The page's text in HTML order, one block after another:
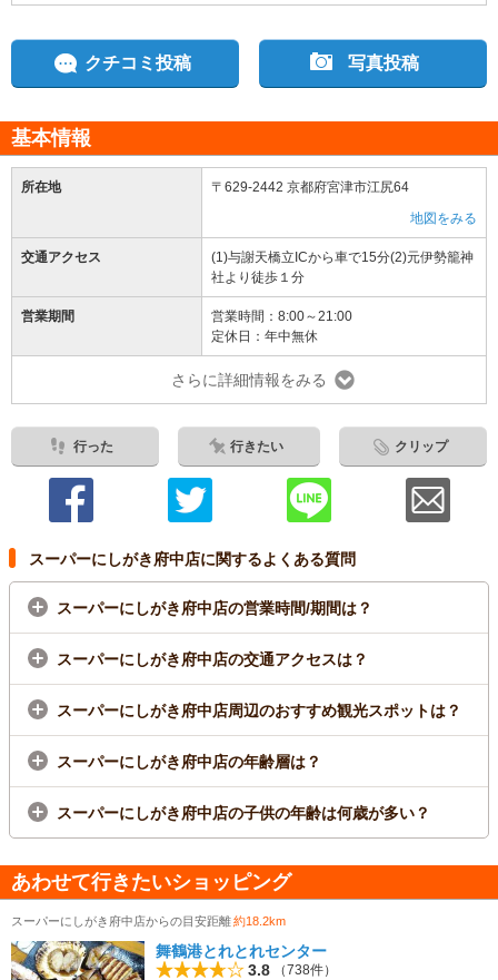
クチコミ投稿 写真投稿
基本情報
所在地
〒629-2442 京都府宮津市江尻64
地図をみる
交通アクセス
(1)与謝天橋立ICから車で15分(2)元伊勢籠神
社より徒歩１分
営業期間
営業時間：8:00～21:00
定休日：年中無休
さらに詳細情報をみる
行った 行きたい クリップ
スーパーにしがき府中店に関するよくある質問
スーパーにしがき府中店の営業時間/期間は？
スーパーにしがき府中店の交通アクセスは？
スーパーにしがき府中店周辺のおすすめ観光スポットは？
スーパーにしがき府中店の年齢層は？
スーパーにしがき府中店の子供の年齢は何歳が多い？
あわせて行きたいショッピング
スーパーにしがき府中店からの目安距離約18.2km
舞鶴港とれとれセンター
3.8
（738件）